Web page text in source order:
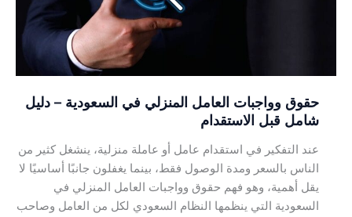
حقوق وواجبات العامل المنزلي في السعودية – دليل
شامل قبل الاستقدام
عند التفكير في استقدام عامل أو عاملة منزلية، ينشغل كثير من
الناس بالسعر ومدة الوصول فقط، بينما يغفلون جانبًا أساسيًا لا
يقل أهمية، وهو فهم حقوق وواجبات العامل المنزلي في
السعودية التي ينظمها النظام السعودي لكل من العامل وصاحب
الاستقدام